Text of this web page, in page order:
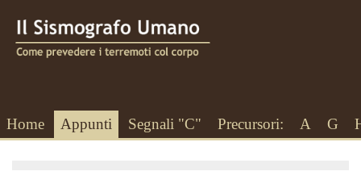
Home Appunti Segnali "C" Precursori: A G